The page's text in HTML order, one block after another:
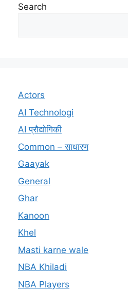
Search
Actors
AI Technologi
AI प्रौद्योगिकी
Common – साधारण
Gaayak
General
Ghar
Kanoon
Khel
Masti karne wale
NBA Khiladi
NBA Players